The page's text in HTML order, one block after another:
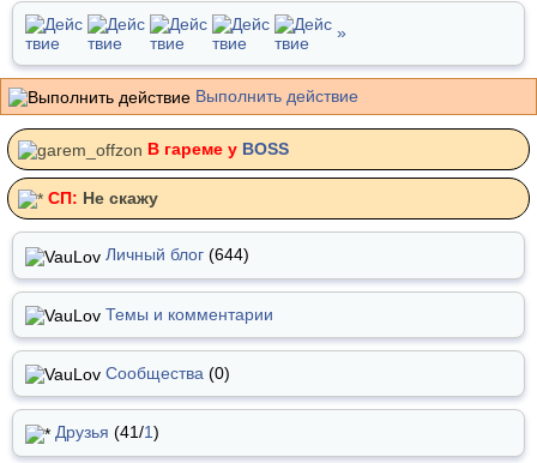
»
Выполнить действие
В гареме у BOSS
СП: Не скажу
Личный блог (644)
Темы и комментарии
Сообщества (0)
Друзья (41/1)